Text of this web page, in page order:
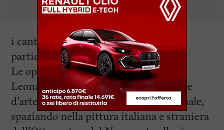
i canti stessi in una sorta di
particolarissimo storyboard.
Le opere sono state scelte con cura da
Leonardo Battisti, estimatore e cultore
d’arte e autore di saggi di pittura, il quale,
spaziando nella pittura italiana e straniera